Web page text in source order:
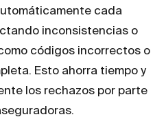
cada
inconsistencias o
códigos incorrectos o
Esto ahorra tiempo y
los rechazos por parte